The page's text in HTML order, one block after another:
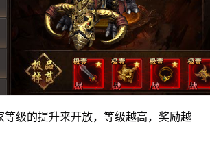
等级的提升来开放，等级越高，奖励越